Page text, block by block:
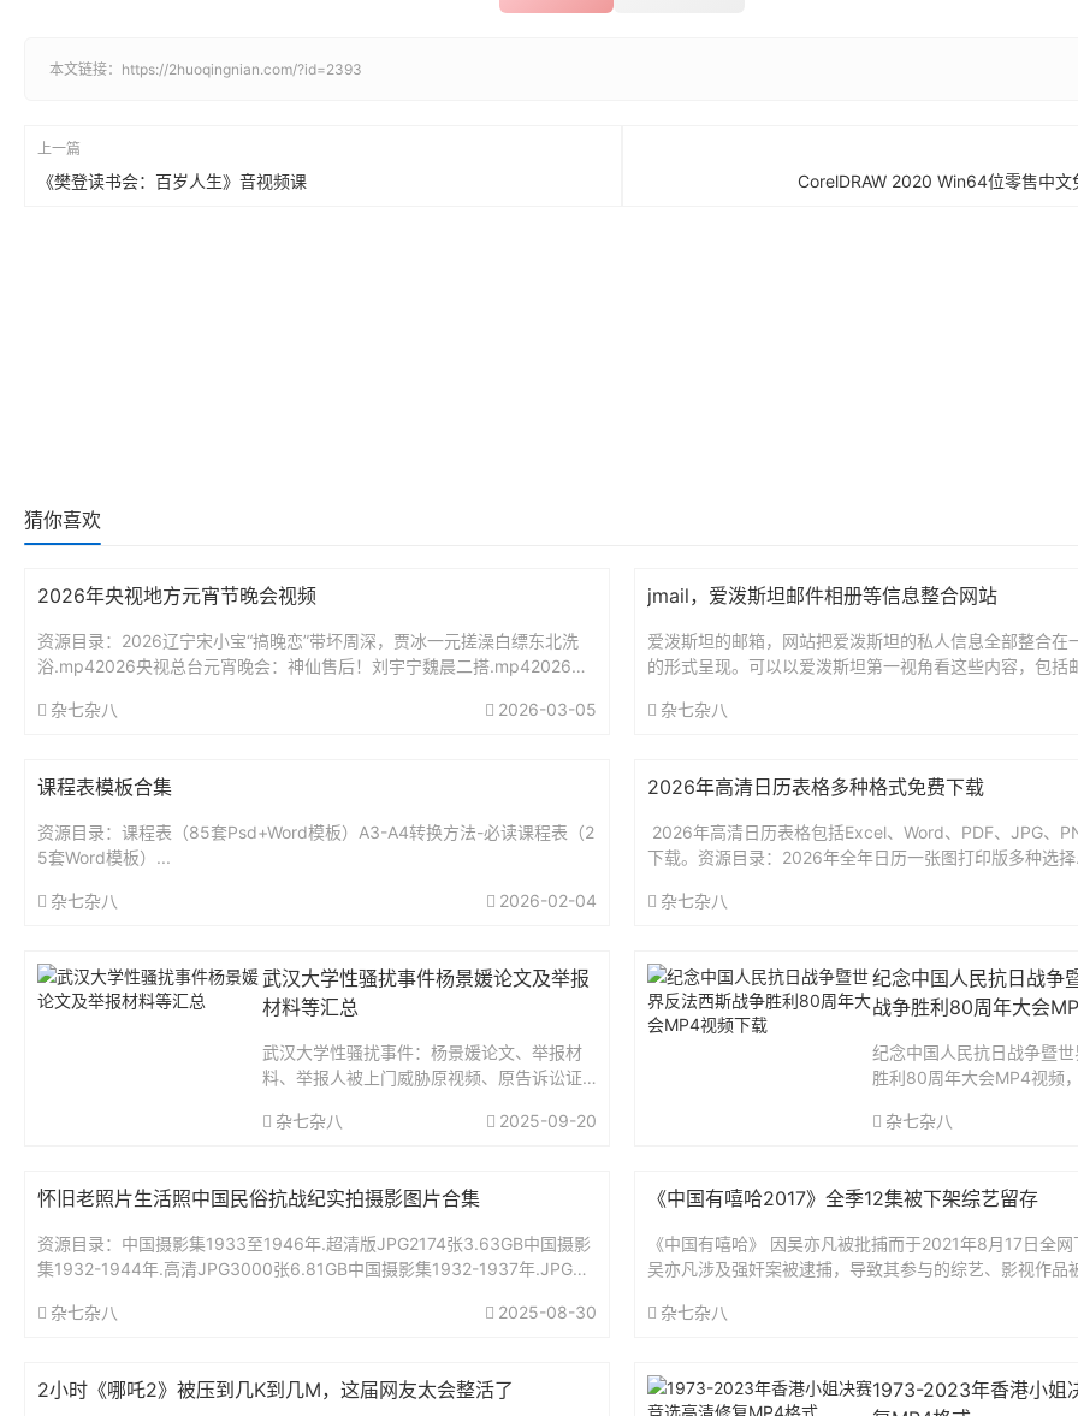
本文链接： https://2huoqingnian.com/?id=2393
上一篇
《樊登读书会：百岁人生》音视频课 CorelDRAW 2020 Win64位零售中文
猜你喜欢
2026年央视地方元宵节晚会视频
资源目录：2026辽宁宋小宝“搞晚恋”带坏周深，贾冰一元搓澡白缥东北洗
浴.mp42026央视总台元宵晚会：神仙售后！刘宇宁魏晨二搭.mp42026安
杂七杂八
2026-03-05
jmail，爱泼斯坦邮件相册等信息整合网站
爱泼斯坦的邮箱，网站把爱泼斯坦的私人信息全部整合在
的形式呈现。可以以爱泼斯坦第一视角看这些内容，包括
杂七杂八
课程表模板合集
资源目录：课程表（85套Psd+Word模板）A3-A4转换方法-必读课程表（2
5套Word模板）...
杂七杂八 2026-02-04
2026年高清日历表格多种格式免费下载
2026年高清日历表格包括Excel、Word、PDF、JPG、
下载。资源目录：2026年全年日历一张图打印版多种选
杂七杂八
武汉大学性骚扰事件杨景媛论文及举报
材料等汇总
武汉大学性骚扰事件：杨景媛论文、举报材
料、举报人被上门威胁原视频、原告诉讼证
济学世界经济专业2017级学生。“武汉大学图
杂七杂八 2025-09-20
纪念中国人民抗日战争
战争胜利80周年大会
纪念中国人民抗日战争暨
胜利80周年大会MP4视频
播倒计时钟声开始，到阅
杂七杂八
怀旧老照片生活照中国民俗抗战纪实拍摄影图片合集
资源目录：中国摄影集1933至1946年.超清版JPG2174张3.63GB中国摄影
集1932-1944年.高清JPG3000张6.81GB中国摄影集1932-1937年.JPG高
杂七杂八
2025-08-30
《中国有嘻哈2017》全季12集被下架综艺留存
《中国有嘻哈》 因吴亦凡被批捕而于2021年8月17日全
吴亦凡涉及强奸案被逮捕，导致其参与的综艺、影视作品
杂七杂八
2小时《哪吒2》被压到几K到几M，这届网友太会整活了
1973-2023年香港小姐